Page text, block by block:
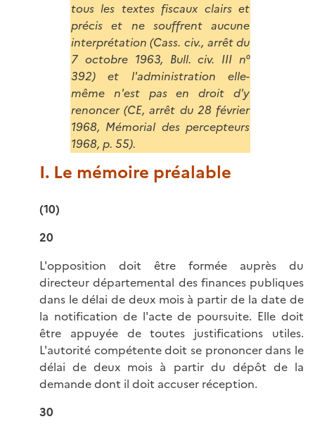
tous les textes fiscaux clairs et
précis et ne souffrent aucune
interprétation (Cass. civ., arrêt du
7 octobre 1963, Bull. civ. III n°
392) et l'administration elle-
même n'est pas en droit d'y
renoncer (CE, arrêt du 28 février
1968, Mémorial des percepteurs
1968, p. 55).
I. Le mémoire préalable
(10)
20
L'opposition doit être formée auprès du
directeur départemental des finances publiques
dans le délai de deux mois à partir de la date de
la notification de l'acte de poursuite. Elle doit
être appuyée de toutes justifications utiles.
L'autorité compétente doit se prononcer dans le
délai de deux mois à partir du dépôt de la
demande dont il doit accuser réception.
30